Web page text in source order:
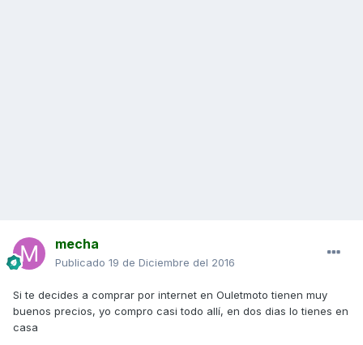
mecha
Publicado 19 de Diciembre del 2016
Si te decides a comprar por internet en Ouletmoto tienen muy
buenos precios, yo compro casi todo allí, en dos dias lo tienes en
casa